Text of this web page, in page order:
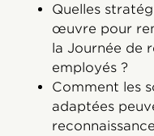
Quelles
œuvre pour
la Journée de
employés ?
Comment les
adaptées